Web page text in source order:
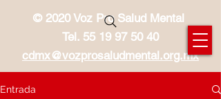
© 2020 Voz Pro Salud Mental
Tel. 55 19 97 50 40
cdmx@vozprosaludmental.org.mx
Entrada